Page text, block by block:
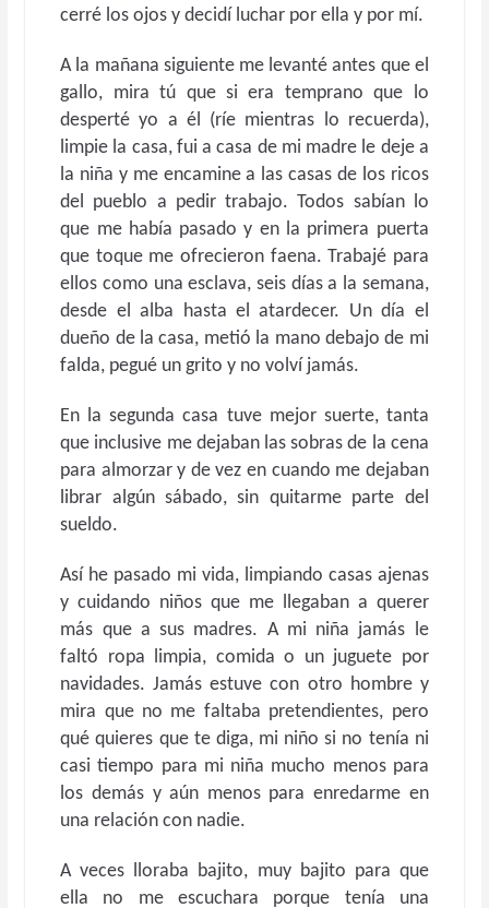
cerré los ojos y decidí luchar por ella y por mí.
A la mañana siguiente me levanté antes que el
gallo, mira tú que si era temprano que lo
desperté yo a él (ríe mientras lo recuerda),
limpie la casa, fui a casa de mi madre le deje a
la niña y me encamine a las casas de los ricos
del pueblo a pedir trabajo. Todos sabían lo
que me había pasado y en la primera puerta
que toque me ofrecieron faena. Trabajé para
ellos como una esclava, seis días a la semana,
desde el alba hasta el atardecer. Un día el
dueño de la casa, metió la mano debajo de mi
falda, pegué un grito y no volví jamás.
En la segunda casa tuve mejor suerte, tanta
que inclusive me dejaban las sobras de la cena
para almorzar y de vez en cuando me dejaban
librar algún sábado, sin quitarme parte del
sueldo.
Así he pasado mi vida, limpiando casas ajenas
y cuidando niños que me llegaban a querer
más que a sus madres. A mi niña jamás le
faltó ropa limpia, comida o un juguete por
navidades. Jamás estuve con otro hombre y
mira que no me faltaba pretendientes, pero
qué quieres que te diga, mi niño si no tenía ni
casi tiempo para mi niña mucho menos para
los demás y aún menos para enredarme en
una relación con nadie.
A veces lloraba bajito, muy bajito para que
ella no me escuchara porque tenía una